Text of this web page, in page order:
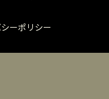
ーポリシー